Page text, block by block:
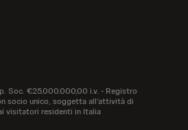
Soc. €25.000.000,00 i.v. - Registro
socio unico, soggetta all’attività di
visitatori residenti in Italia